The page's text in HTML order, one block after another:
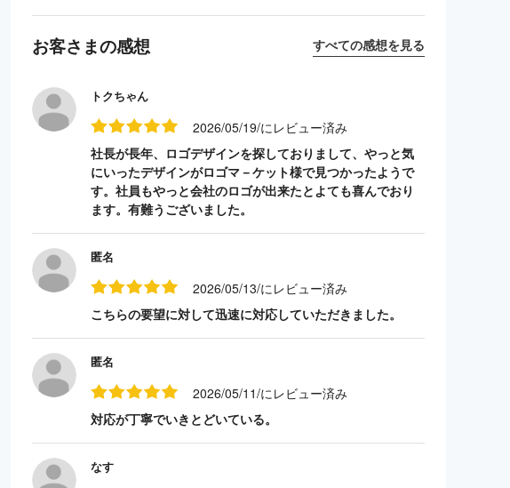
お客さまの感想 すべての感想を見る
トクちゃん
2026/05/19/にレビュー済み
社長が長年、ロゴデザインを探しておりまして、やっと気
にいったデザインがロゴマ－ケット様で見つかったようで
す。社員もやっと会社のロゴが出来たとよても喜んでおり
ます。有難うございました。
匿名
2026/05/13/にレビュー済み
こちらの要望に対して迅速に対応していただきました。
匿名
2026/05/11/にレビュー済み
対応が丁寧でいきとどいている。
なす